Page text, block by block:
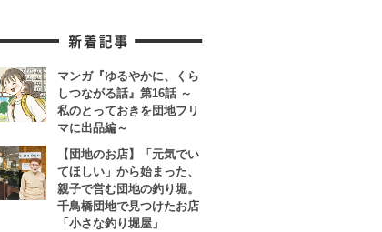
マンガ『ゆるやかに、くら
しつながる話』第16話 ～
私のとっておきを団地フリ
マに出品編～
【団地のお店】「元気でい
てほしい」から始まった、
親子で営む団地の釣り堀。
千鳥橋団地で見つけたお店
「小さな釣り堀屋」